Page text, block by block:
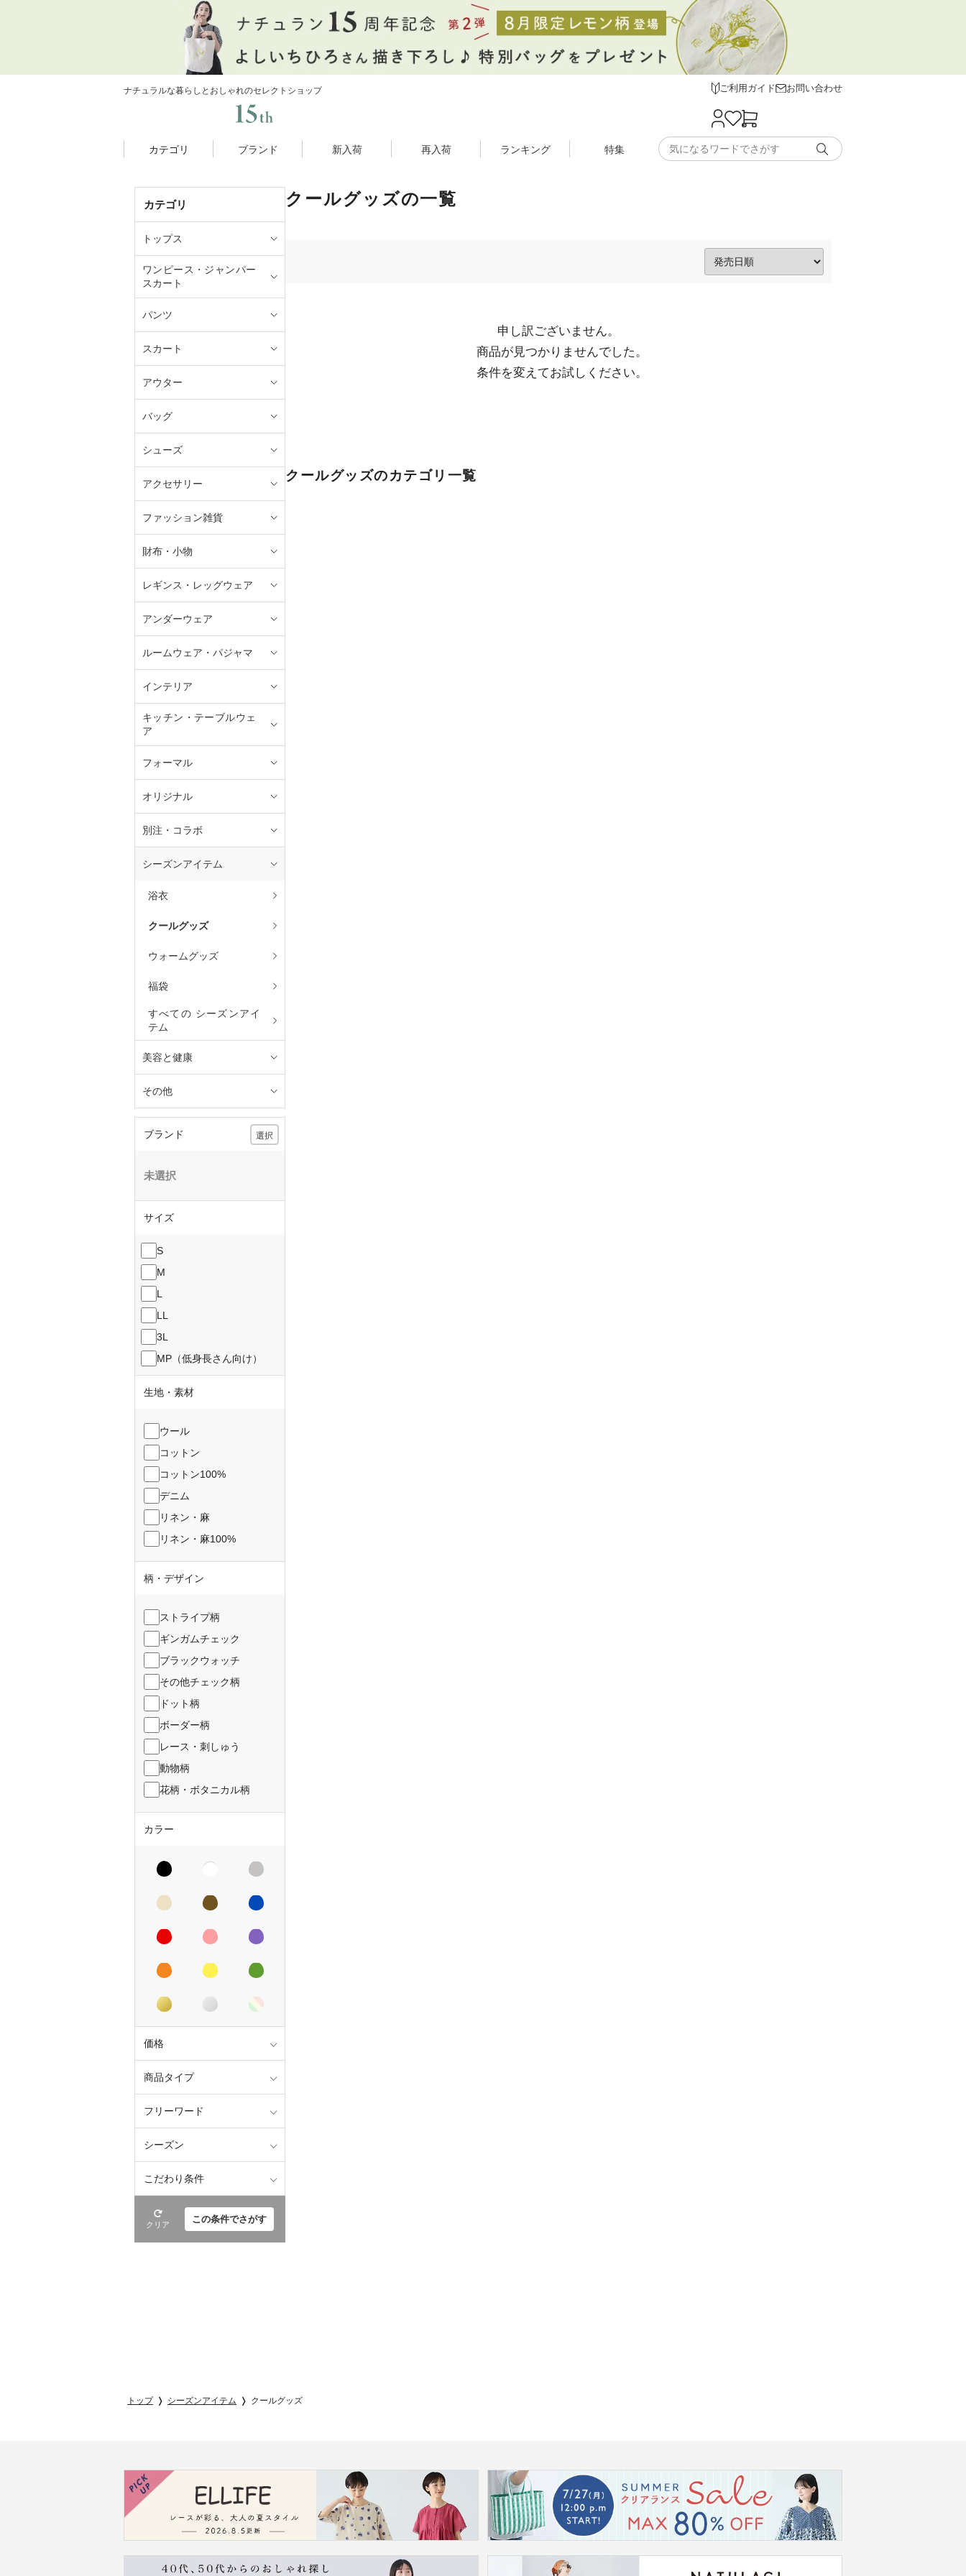
ナチュラルな暮らしとおしゃれのセレクトショップ ご利用ガイド お問い合わせ
カテゴリ ブランド 新入荷 再入荷 ランキング 特集
カテゴリ
トップス
ワンピース・ジャンパー
スカート
パンツ
スカート
アウター
バッグ
シューズ
アクセサリー
ファッション雑貨
財布・小物
レギンス・レッグウェア
アンダーウェア
ルームウェア・パジャマ
インテリア
キッチン・テーブルウェ
ア
フォーマル
オリジナル
別注・コラボ
シーズンアイテム
浴衣
クールグッズ
ウォームグッズ
福袋
すべての シーズンアイ
テム
美容と健康
その他
ブランド 選択
未選択
サイズ
S
M
L
LL
3L
MP（低身長さん向け）
生地・素材
ウール
コットン
コットン100%
デニム
リネン・麻
リネン・麻100%
柄・デザイン
ストライプ柄
ギンガムチェック
ブラックウォッチ
その他チェック柄
ドット柄
ボーダー柄
レース・刺しゅう
動物柄
花柄・ボタニカル柄
カラー
価格
商品タイプ
フリーワード
シーズン
こだわり条件
クリア この条件でさがす
クールグッズの一覧
申し訳ございません。
  条件を変えてお試しください。
クールグッズのカテゴリ一覧
トップ シーズンアイテム クールグッズ